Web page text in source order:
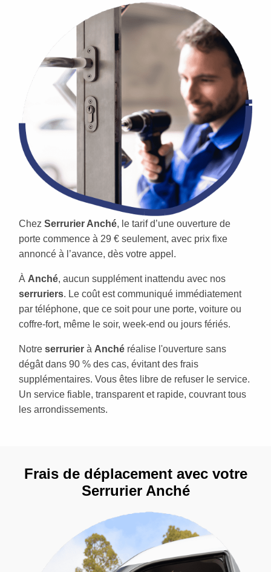
Chez Serrurier Anché, le tarif d’une ouverture de
porte commence à 29 € seulement, avec prix fixe
annoncé à l’avance, dès votre appel.
À Anché, aucun supplément inattendu avec nos
serruriers. Le coût est communiqué immédiatement
par téléphone, que ce soit pour une porte, voiture ou
coffre-fort, même le soir, week-end ou jours fériés.
Notre serrurier à Anché réalise l'ouverture sans
dégât dans 90 % des cas, évitant des frais
supplémentaires. Vous êtes libre de refuser le service.
Un service fiable, transparent et rapide, couvrant tous
les arrondissements.
Frais de déplacement avec votre
Serrurier Anché